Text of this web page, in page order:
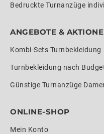
Bedruckte Turnanzüge
ANGEBOTE &
Kombi-Sets Turnbekleidung
Turnbekleidung nach
Günstige Turnanzüge
ONLINE-SHOP
Mein Konto